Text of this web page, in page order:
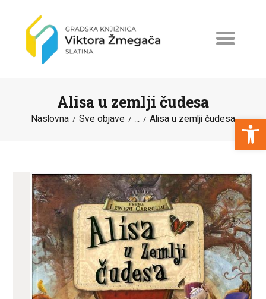
Open toolbar
Alisa u zemlji čudesa
Naslovna Sve objave ... Alisa u zemlji čudesa
NOVOSTI
ERASMUS+
PROGRAMI I PROJEKTI
KATALOG
O KNJIŽNICI
ZA KORISNIKE